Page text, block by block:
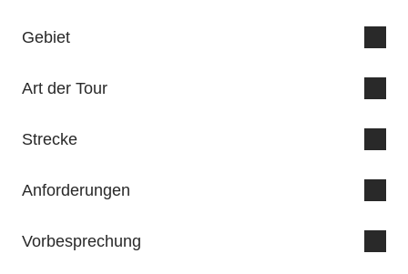
Gebiet
Art der Tour
Strecke
Anforderungen
Vorbesprechung